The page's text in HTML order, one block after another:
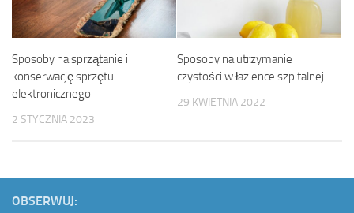
Sposoby na sprzątanie i
konserwację sprzętu
elektronicznego
2 STYCZNIA 2023
Sposoby na utrzymanie
czystości w łazience szpitalnej
29 KWIETNIA 2022
OBSERWUJ: